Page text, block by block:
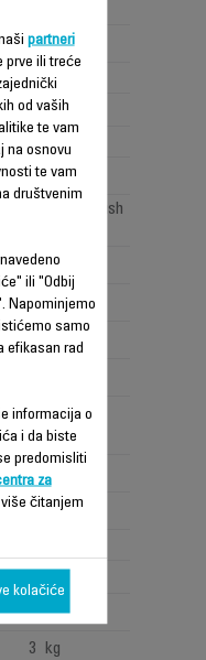
320 W
4
of floor brush
100-240 V
50-60 Hz
Power < 1 W
45 minuta
joni
4.8V
>1,6kg
3 kg
partneri
prve ili treće
od vaših
te vam
na osnovu
te vam
društvenim
ili "Odbij
Napominjemo
samo
efikasan rad
informacija o
i da biste
predomisliti
za
čitanjem
kolačiće